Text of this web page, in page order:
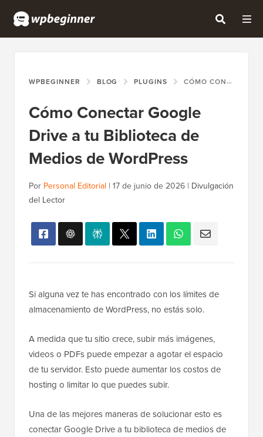
WPBEGINNER BLOG PLUGINS CÓMO CONECTAR GOOGLE DRIVE A TU BIBLIOTECA DE MEDIOS DE WORDPRESS
Cómo Conectar Google
Drive a tu Biblioteca de
Medios de WordPress
Por Personal Editorial | 17 de junio de 2026 | Divulgación
del Lector
Si alguna vez te has encontrado con los límites de
almacenamiento de WordPress, no estás solo.
A medida que tu sitio crece, subir más imágenes,
videos o PDFs puede empezar a agotar el espacio
de tu servidor. Esto puede aumentar los costos de
hosting o limitar lo que puedes subir.
Una de las mejores maneras de solucionar esto es
conectar Google Drive a tu biblioteca de medios de